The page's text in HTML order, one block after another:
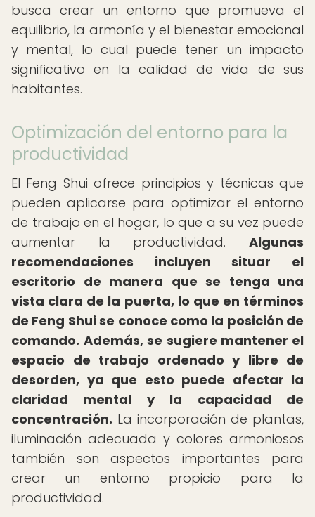
busca crear un entorno que promueva el
equilibrio, la armonía y el bienestar emocional
y mental, lo cual puede tener un impacto
significativo en la calidad de vida de sus
habitantes.
Optimización del entorno para la
productividad
El Feng Shui ofrece principios y técnicas que
pueden aplicarse para optimizar el entorno
de trabajo en el hogar, lo que a su vez puede
aumentar la productividad. Algunas
recomendaciones incluyen situar el
escritorio de manera que se tenga una
vista clara de la puerta, lo que en términos
de Feng Shui se conoce como la posición de
comando. Además, se sugiere mantener el
espacio de trabajo ordenado y libre de
desorden, ya que esto puede afectar la
claridad mental y la capacidad de
concentración. La incorporación de plantas,
iluminación adecuada y colores armoniosos
también son aspectos importantes para
crear un entorno propicio para la
productividad.